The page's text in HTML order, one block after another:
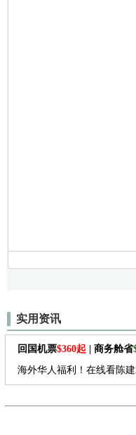
实用资讯
回国机票$360起 | 商务舱省
海外华人福利！在线看陈